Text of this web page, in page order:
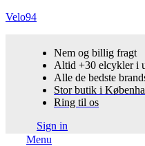
Velo94
Nem og billig fragt
Altid +30 elcykler i
Alle de bedste
Stor butik i
Ring til os
Sign in
Menu